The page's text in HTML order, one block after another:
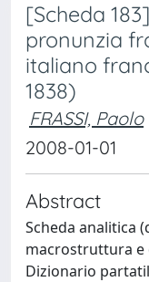
[Scheda
pronunzia
italiano
1838)
FRASSI, Paolo
2008-01-01
Abstract
Scheda analitica
macrostruttura
Dizionario